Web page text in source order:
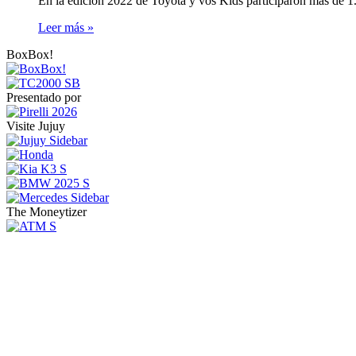
Leer más »
BoxBox!
Presentado por
Visite Jujuy
The Moneytizer